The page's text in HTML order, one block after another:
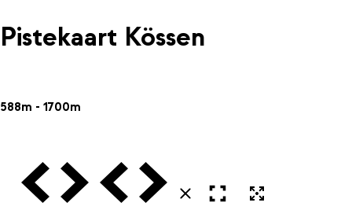
Pistekaart Kössen
588m - 1700m
Vorige VolgendeVorige Volgende
SluitenOpen in volledig scherm